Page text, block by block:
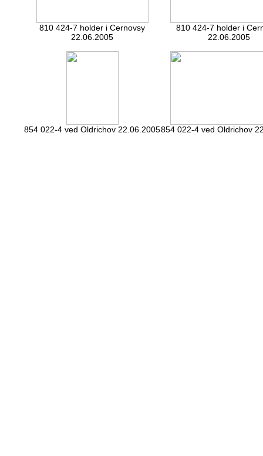
810 424-7 holder i Cernovsy
22.06.2005
810 424-7 holder i
22.06.2005
854 022-4 ved Oldrichov 22.06.2005854 022-4 ved Oldrichov